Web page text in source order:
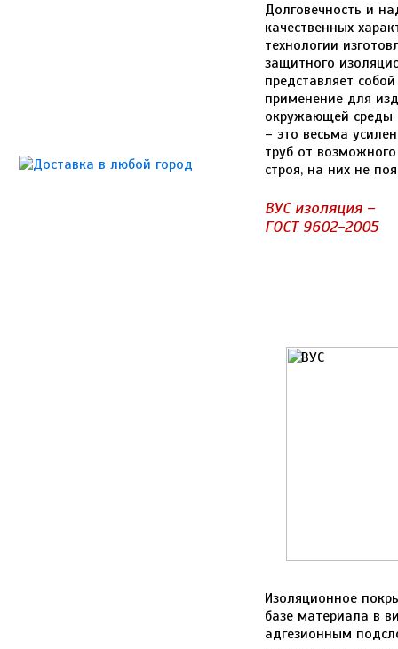
Долговечность и
качественных
технологии
защитного
представляет
применение для
окружающей среды
– это весьма
труб от
строя, на них не
ВУС изоляция –
ГОСТ 9602-2005
Изоляционное
базе материала в
адгезионным